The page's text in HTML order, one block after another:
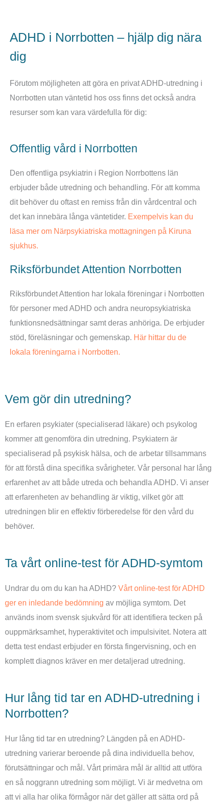
ADHD i Norrbotten – hjälp dig nära
dig
Förutom möjligheten att göra en privat ADHD-utredning i
Norrbotten utan väntetid hos oss finns det också andra
resurser som kan vara värdefulla för dig:
Offentlig vård i Norrbotten
Den offentliga psykiatrin i Region Norrbottens län
erbjuder både utredning och behandling. För att komma
dit behöver du oftast en remiss från din vårdcentral och
det kan innebära långa väntetider. Exempelvis kan du
läsa mer om Närpsykiatriska mottagningen på Kiruna
sjukhus.
Riksförbundet Attention Norrbotten
Riksförbundet Attention har lokala föreningar i Norrbotten
för personer med ADHD och andra neuropsykiatriska
funktionsnedsättningar samt deras anhöriga. De erbjuder
stöd, föreläsningar och gemenskap. Här hittar du de
lokala föreningarna i Norrbotten.
Vem gör din utredning?
En erfaren psykiater (specialiserad läkare) och psykolog
kommer att genomföra din utredning. Psykiatern är
specialiserad på psykisk hälsa, och de arbetar tillsammans
för att förstå dina specifika svårigheter. Vår personal har lång
erfarenhet av att både utreda och behandla ADHD. Vi anser
att erfarenheten av behandling är viktig, vilket gör att
utredningen blir en effektiv förberedelse för den vård du
behöver.
Ta vårt online-test för ADHD-symtom
Undrar du om du kan ha ADHD? Vårt online-test för ADHD
ger en inledande bedömning av möjliga symtom. Det
används inom svensk sjukvård för att identifiera tecken på
ouppmärksamhet, hyperaktivitet och impulsivitet. Notera att
detta test endast erbjuder en första fingervisning, och en
komplett diagnos kräver en mer detaljerad utredning.
Hur lång tid tar en ADHD-utredning i
Norrbotten?
Hur lång tid tar en utredning? Längden på en ADHD-
utredning varierar beroende på dina individuella behov,
förutsättningar och mål. Vårt primära mål är alltid att utföra
en så noggrann utredning som möjligt. Vi är medvetna om
att vi alla har olika förmågor när det gäller att sätta ord på